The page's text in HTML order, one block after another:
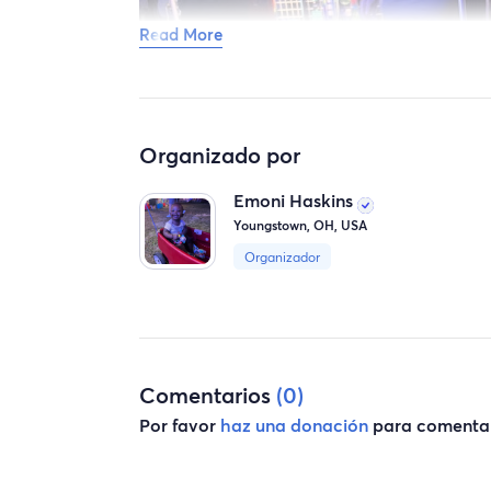
Read More
Organizado por
Emoni Haskins
Youngstown, OH, USA
Organizador
Comentarios (0)
Por favor haz una donación para